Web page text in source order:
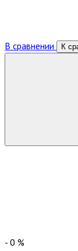
В сравнении К
- 0 %